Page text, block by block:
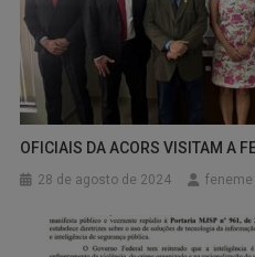
OFICIAIS DA ACORS VISITAM A
28 de agosto de 2024 feneme